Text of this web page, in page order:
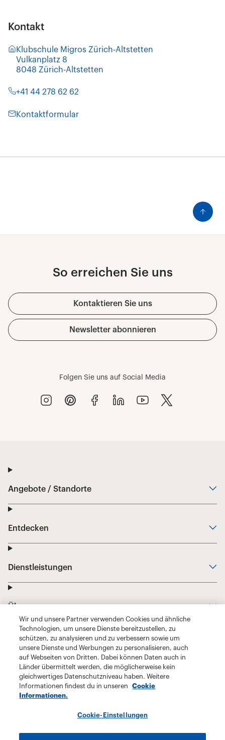
Wir und unsere Partner verwenden Cookies und ähnliche
Technologien, um unsere Dienste bereitzustellen, zu
schützen, zu analysieren und zu verbessern sowie um
unsere Dienste und Werbungen zu personalisieren, auch
auf Webseiten von Dritten. Dabei können Daten auch in
Länder übermittelt werden, die möglicherweise kein
gleichwertiges Datenschutzniveau haben. Weitere
Informationen findest du in unseren
Cookie
Informationen.
Cookie-Einstellungen